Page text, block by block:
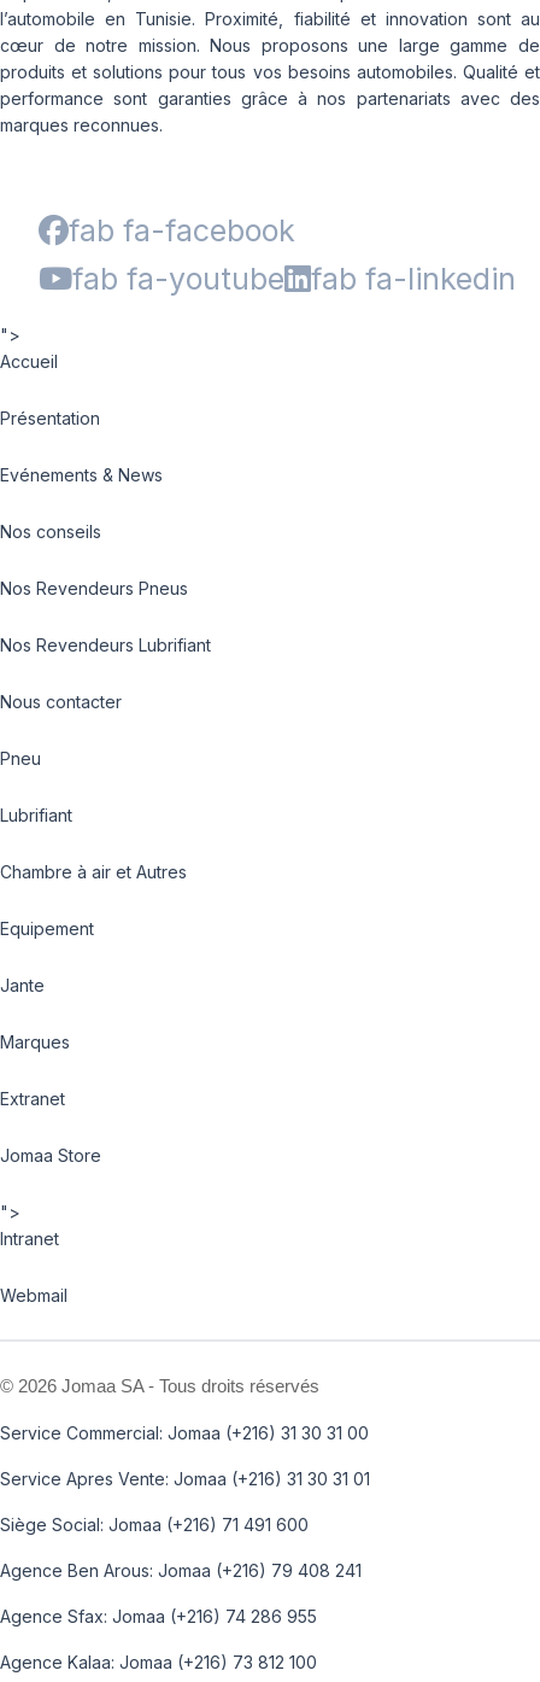
l’automobile en Tunisie. Proximité, fiabilité et innovation sont au
cœur de notre mission. Nous proposons une large gamme de
produits et solutions pour tous vos besoins automobiles. Qualité et
performance sont garanties grâce à nos partenariats avec des
marques reconnues.
fab fa-facebook
fab fa-youtube
fab fa-linkedin
">
Accueil
Présentation
Evénements & News
Nos conseils
Nos Revendeurs Pneus
Nos Revendeurs Lubrifiant
Nous contacter
Pneu
Lubrifiant
Chambre à air et Autres
Equipement
Jante
Marques
Extranet
Jomaa Store
">
Intranet
Webmail
© 2026 Jomaa SA - Tous droits réservés
Service Commercial: Jomaa (+216) 31 30 31 00
Service Apres Vente: Jomaa (+216) 31 30 31 01
Siège Social: Jomaa (+216) 71 491 600
Agence Ben Arous: Jomaa (+216) 79 408 241
Agence Sfax: Jomaa (+216) 74 286 955
Agence Kalaa: Jomaa (+216) 73 812 100